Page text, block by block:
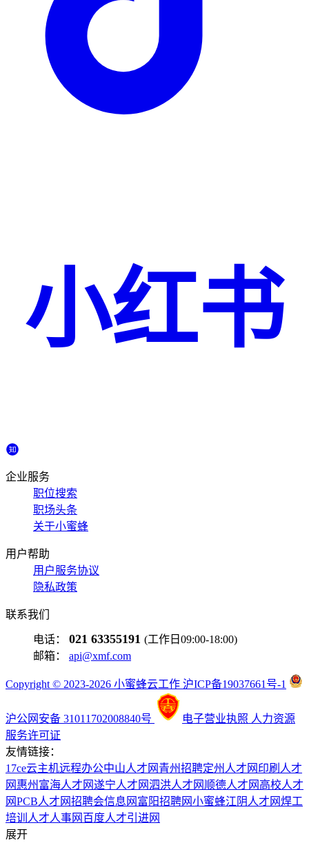
小红书
企业服务
职位搜索
职场头条
关于小蜜蜂
用户帮助
用户服务协议
隐私政策
联系我们
电话： 021 63355191 (工作日09:00-18:00)
邮箱： api@xmf.com
Copyright © 2023-2026 小蜜蜂云工作 沪ICP备19037661号-1
沪公网安备 31011702008840号 电子营业执照 人力资源
服务许可证
友情链接：
17ce云主机远程办公中山人才网 青州招聘定州人才网 印刷人才
网 惠州富海人才网遂宁人才网泗洪人才网 顺德人才网 高校人才
网PCB人才网招聘会信息网 富阳招聘网小蜜蜂江阴人才网焊工
培训 人才人事网 百度人才引进网
展开